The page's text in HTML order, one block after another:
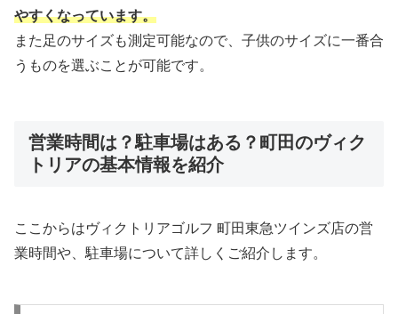
やすくなっています。
また足のサイズも測定可能なので、子供のサイズに一番合
うものを選ぶことが可能です。
営業時間は？駐車場はある？町田のヴィク
トリアの基本情報を紹介
ここからはヴィクトリアゴルフ 町田東急ツインズ店の営
業時間や、駐車場について詳しくご紹介します。